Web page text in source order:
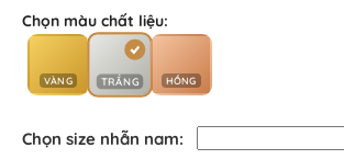
Chọn màu chất liệu:
VÀNG TRẮNG HỒNG
Chọn size nhẫn nam: